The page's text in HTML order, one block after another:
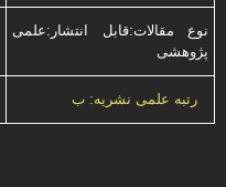
نوع مقالات:قابل انتشار:علمی
پژوهشی
رتبه علمی نشریه: ب